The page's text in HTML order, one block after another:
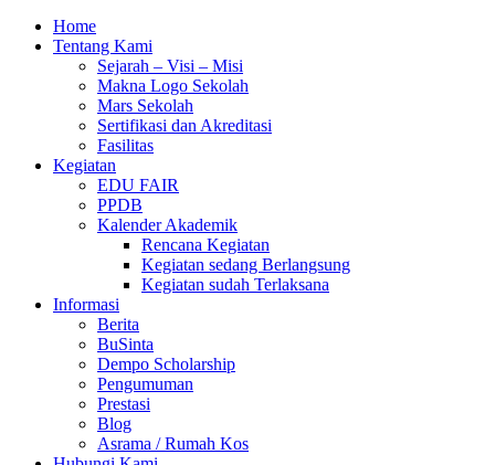
Home
Tentang Kami
Sejarah – Visi – Misi
Makna Logo Sekolah
Mars Sekolah
Sertifikasi dan Akreditasi
Fasilitas
Kegiatan
EDU FAIR
PPDB
Kalender Akademik
Rencana Kegiatan
Kegiatan sedang Berlangsung
Kegiatan sudah Terlaksana
Informasi
Berita
BuSinta
Dempo Scholarship
Pengumuman
Prestasi
Blog
Asrama / Rumah Kos